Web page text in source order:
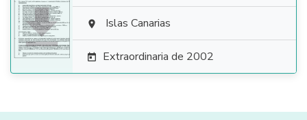
  Islas Canarias
 Extraordinaria de 2002